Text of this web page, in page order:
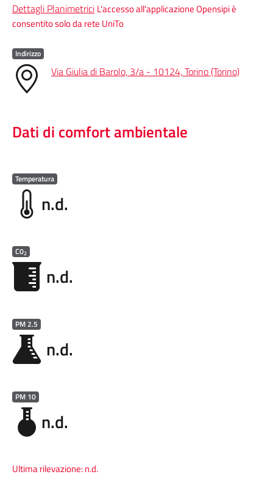
Dettagli Planimetrici L'accesso all'applicazione Opensipi è
consentito solo da rete UniTo
Indirizzo
Via Giulia di Barolo, 3/a - 10124, Torino (Torino)
Dati di comfort ambientale
Temperatura
n.d.
C02
n.d.
PM 2.5
n.d.
PM 10
n.d.
Ultima rilevazione:n.d.